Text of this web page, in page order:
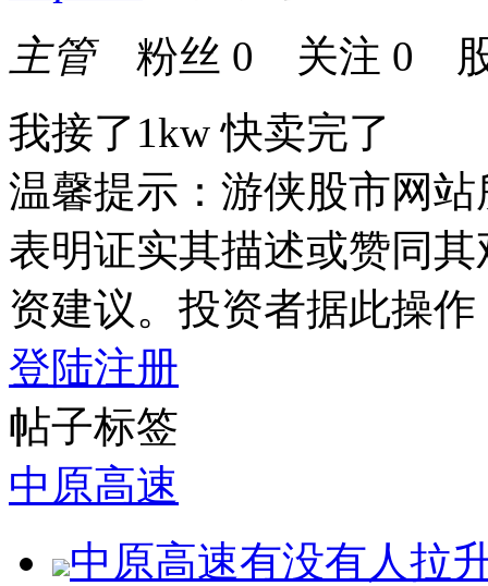
主管粉丝 0 关注 0
我接了1kw 快卖完了
温馨提示：游侠股市网
表明证实其描述或赞同
资建议。投资者据此操
登陆注册
帖子标签
中原高速
中原高速有没有人拉